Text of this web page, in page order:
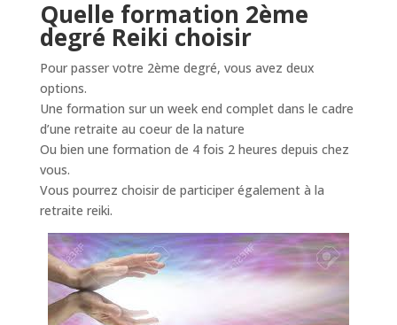
Quelle formation 2ème
degré Reiki choisir
Pour passer votre 2ème degré, vous avez deux
options.
Une formation sur un week end complet dans le cadre
d’une retraite au coeur de la nature
Ou bien une formation de 4 fois 2 heures depuis chez
vous.
Vous pourrez choisir de participer également à la
retraite reiki.